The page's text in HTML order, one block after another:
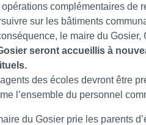
opérations complémentaires de
sur les bâtiments
le maire du
seront accueillis à
des écoles devront être
l’ensemble du personnel
du Gosier prie les parents